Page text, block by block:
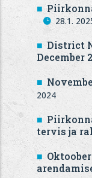
28.1.
District
December
2024
tervis ja